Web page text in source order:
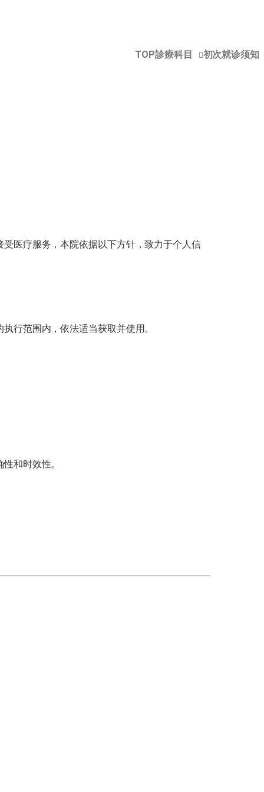
TOP診療科目 初次就诊须知
医疗服务，本院依据以下方针，致力于个人信
行范围内，依法适当获取并使用。
和时效性。